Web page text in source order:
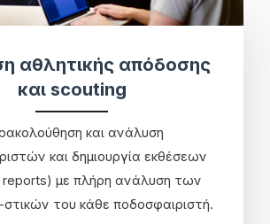
αθλητικής απόδοσης
και scouting
και ανάλυση
και δημιουργία εκθέσεων
reports) με πλήρη ανάλυση των
του κάθε ποδοσφαιριστή.